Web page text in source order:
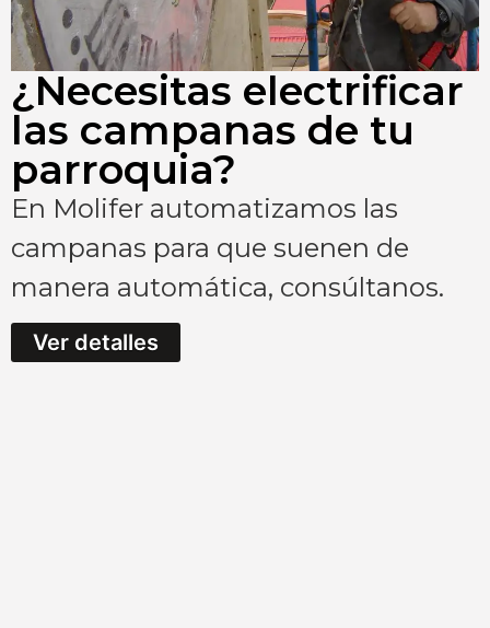
¿Necesitas electrificar
las campanas de tu
parroquia?
En Molifer automatizamos las
campanas para que suenen de
manera automática, consúltanos.
Ver detalles